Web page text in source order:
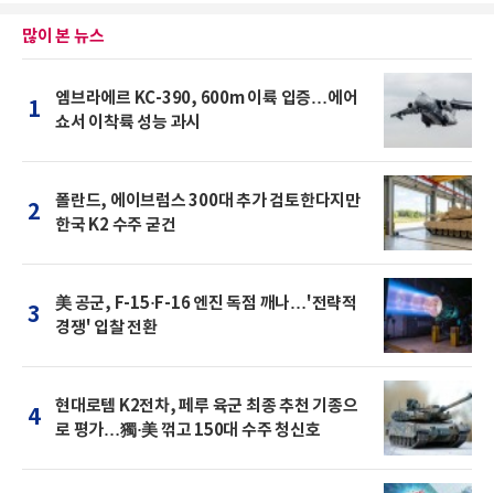
많이 본 뉴스
1
엠브라에르 KC-390, 600m 이륙 입증…에어
쇼서 이착륙 성능 과시
2
폴란드, 에이브럼스 300대 추가 검토한다지만
한국 K2 수주 굳건
3
美 공군, F-15·F-16 엔진 독점 깨나…'전략적
경쟁' 입찰 전환
4
현대로템 K2전차, 페루 육군 최종 추천 기종으
로 평가…獨·美 꺾고 150대 수주 청신호